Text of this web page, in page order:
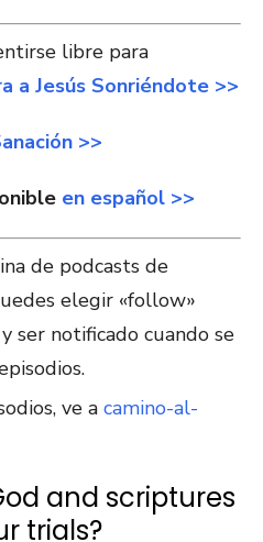
libre para
a Jesús Sonriéndote >>
>>
en español >>
de podcasts de
elegir «follow»
ser notificado cuando se
ve a camino-al-
and scriptures
trials?